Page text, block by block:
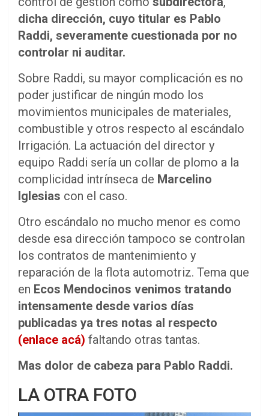
dicha dirección, cuyo titular es Pablo
Raddi, severamente cuestionada por no
controlar ni auditar.
Sobre Raddi, su mayor complicación es no
poder justificar de ningún modo los
movimientos municipales de materiales,
combustible y otros respecto al escándalo
Irrigación. La actuación del director y
equipo Raddi sería un collar de plomo a la
complicidad intrínseca de Marcelino
Iglesias con el caso.
Otro escándalo no mucho menor es como
desde esa dirección tampoco se controlan
los contratos de mantenimiento y
reparación de la flota automotriz. Tema que
en Ecos Mendocinos venimos tratando
intensamente desde varios días
publicadas ya tres notas al respecto
(enlace acá) faltando otras tantas.
Mas dolor de cabeza para Pablo Raddi.
LA OTRA FOTO